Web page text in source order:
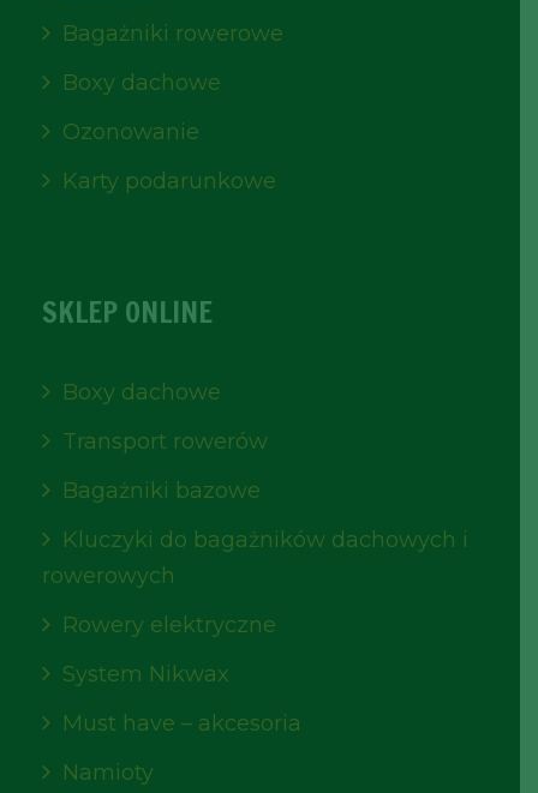
Bagażniki rowerowe
Boxy dachowe
Ozonowanie
Karty podarunkowe
SKLEP ONLINE
Boxy dachowe
Transport rowerów
Bagażniki bazowe
Kluczyki do bagażników dachowych i
rowerowych
Rowery elektryczne
System Nikwax
Must have – akcesoria
Namioty